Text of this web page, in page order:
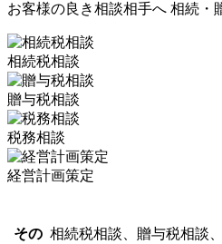
お客様の良き相談相手へ 相続・
相続税相談
贈与税相談
税務相談
経営計画策定
その 相続税相談、贈与税相談